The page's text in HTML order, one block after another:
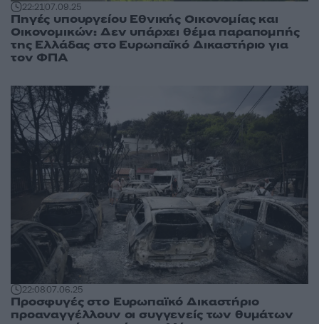
22:2107.09.25
Πηγές υπουργείου Εθνικής Οικονομίας και
Οικονομικών: Δεν υπάρχει θέμα παραπομπής
της Ελλάδας στο Ευρωπαϊκό Δικαστήριο για
τον ΦΠΑ
22:0807.06.25
Προσφυγές στο Ευρωπαϊκό Δικαστήριο
προαναγγέλλουν οι συγγενείς των θυμάτων